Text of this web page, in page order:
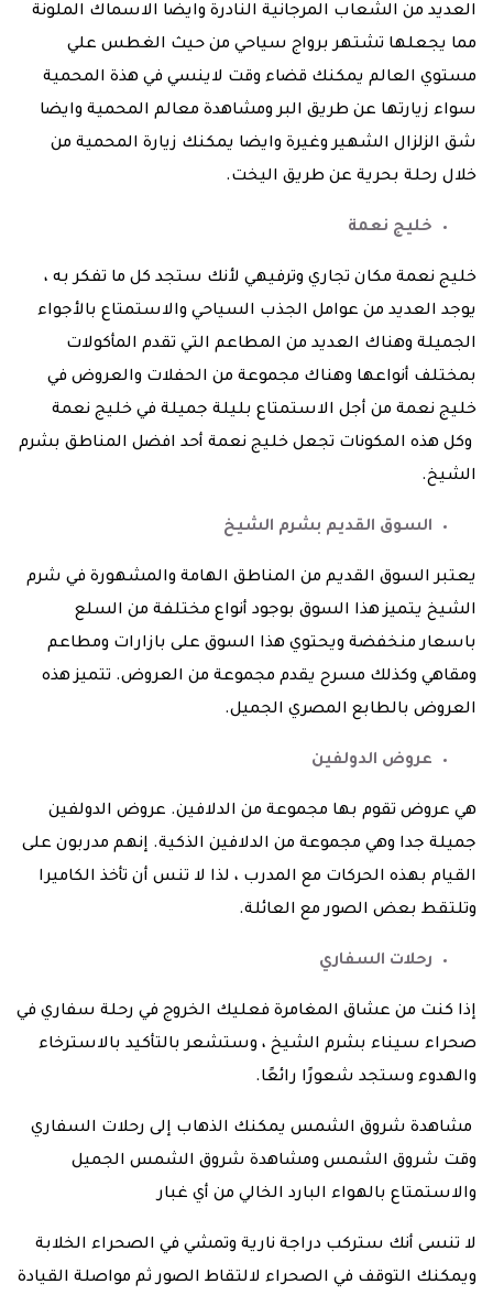
العديد من الشعاب المرجانية النادرة وايضا الاسماك الملونة
مما يجعلها تشتهر برواج سياحي من حيث الغطس علي
مستوي العالم يمكنك قضاء وقت لاينسي في هذة المحمية
سواء زيارتها عن طريق البر ومشاهدة معالم المحمية وايضا
شق الزلزال الشهير وغيرة وايضا يمكنك زيارة المحمية من
خلال رحلة بحرية عن طريق اليخت.
خليج نعمة
خليج نعمة مكان تجاري وترفيهي لأنك ستجد كل ما تفكر به ،
يوجد العديد من عوامل الجذب السياحي والاستمتاع بالأجواء
الجميلة وهناك العديد من المطاعم التي تقدم المأكولات
بمختلف أنواعها وهناك مجموعة من الحفلات والعروض في
خليج نعمة من أجل الاستمتاع بليلة جميلة في خليج نعمة
وكل هذه المكونات تجعل خليج نعمة أحد افضل المناطق بشرم
الشيخ.
السوق القديم بشرم الشيخ
يعتبر السوق القديم من المناطق الهامة والمشهورة في شرم
الشيخ يتميز هذا السوق بوجود أنواع مختلفة من السلع
باسعار منخفضة ويحتوي هذا السوق على بازارات ومطاعم
ومقاهي وكذلك مسرح يقدم مجموعة من العروض. تتميز هذه
العروض بالطابع المصري الجميل.
عروض الدولفين
هي عروض تقوم بها مجموعة من الدلافين. عروض الدولفين
جميلة جدا وهي مجموعة من الدلافين الذكية. إنهم مدربون على
القيام بهذه الحركات مع المدرب ، لذا لا تنس أن تأخذ الكاميرا
وتلتقط بعض الصور مع العائلة.
رحلات السفاري
إذا كنت من عشاق المغامرة فعليك الخروج في رحلة سفاري في
صحراء سيناء بشرم الشيخ ، وستشعر بالتأكيد بالاسترخاء
والهدوء وستجد شعورًا رائعًا.
مشاهدة شروق الشمس يمكنك الذهاب إلى رحلات السفاري
وقت شروق الشمس ومشاهدة شروق الشمس الجميل
والاستمتاع بالهواء البارد الخالي من أي غبار
لا تنسى أنك ستركب دراجة نارية وتمشي في الصحراء الخلابة
ويمكنك التوقف في الصحراء لالتقاط الصور ثم مواصلة القيادة